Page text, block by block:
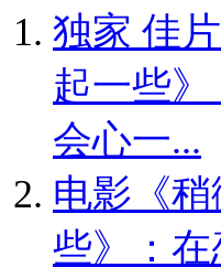
独家 佳
起一些》
会心一...
电影《
些》：在